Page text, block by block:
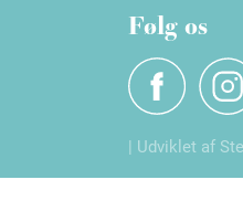
Følg os
| Udviklet af